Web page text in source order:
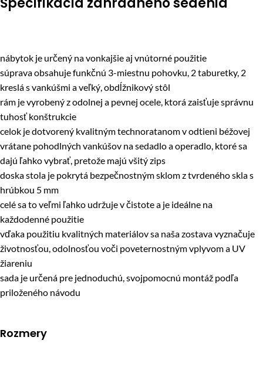
nábytok je určený na vonkajšie aj vnútorné použitie
súprava obsahuje funkčnú 3-miestnu pohovku, 2 taburetky, 2
kreslá s vankúšmi a veľký, obdĺžnikový stôl
rám je vyrobený z odolnej a pevnej ocele, ktorá zaisťuje správnu
tuhosť konštrukcie
celok je dotvorený kvalitným technoratanom v odtieni béžovej
vrátane pohodlných vankúšov na sedadlo a operadlo, ktoré sa
dajú ľahko vybrať, pretože majú všitý zips
doska stola je pokrytá bezpečnostným sklom z tvrdeného skla s
hrúbkou 5 mm
celé sa to veľmi ľahko udržuje v čistote a je ideálne na
každodenné použitie
vďaka použitiu kvalitných materiálov sa naša zostava vyznačuje
životnosťou, odolnosťou voči poveternostným vplyvom a UV
žiareniu
sada je určená pre jednoduchú, svojpomocnú montáž podľa
priloženého návodu
Rozmery